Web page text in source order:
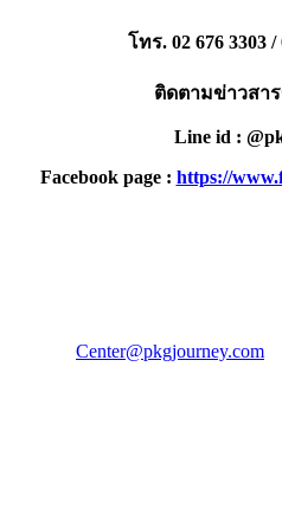
โทร. 02 676 3303 /
ติดตามข่าวสา
Line id :
Facebook page : https://
Center@pkgjourney.com